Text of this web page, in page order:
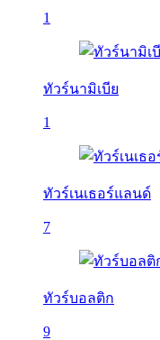
1
ทัวร์นามิเบีย
1
ทัวร์เนเธอร์แลนด์
7
ทัวร์บอลติก
9